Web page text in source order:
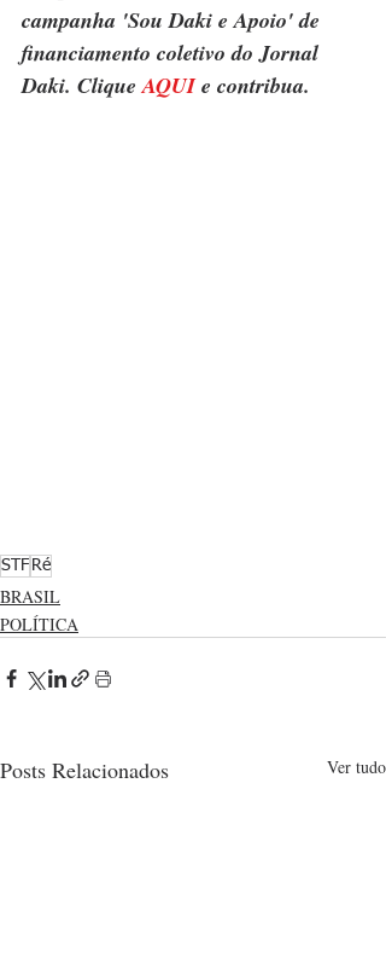
campanha 'Sou Daki e Apoio' de
financiamento coletivo do Jornal
Daki. Clique AQUI e contribua.
STF Ré
BRASIL
POLÍTICA
Posts Relacionados Ver tudo